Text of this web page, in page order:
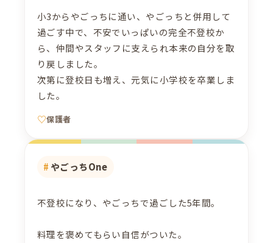
小3からやごっちに通い、やごっちと併用して
過ごす中で、不安でいっぱいの完全不登校か
ら、仲間やスタッフに支えられ本来の自分を取
り戻しました。
次第に登校日も増え、元気に小学校を卒業しま
した。
保護者
やごっちOne
不登校になり、やごっちで過ごした5年間。
料理を褒めてもらい自信がついた。